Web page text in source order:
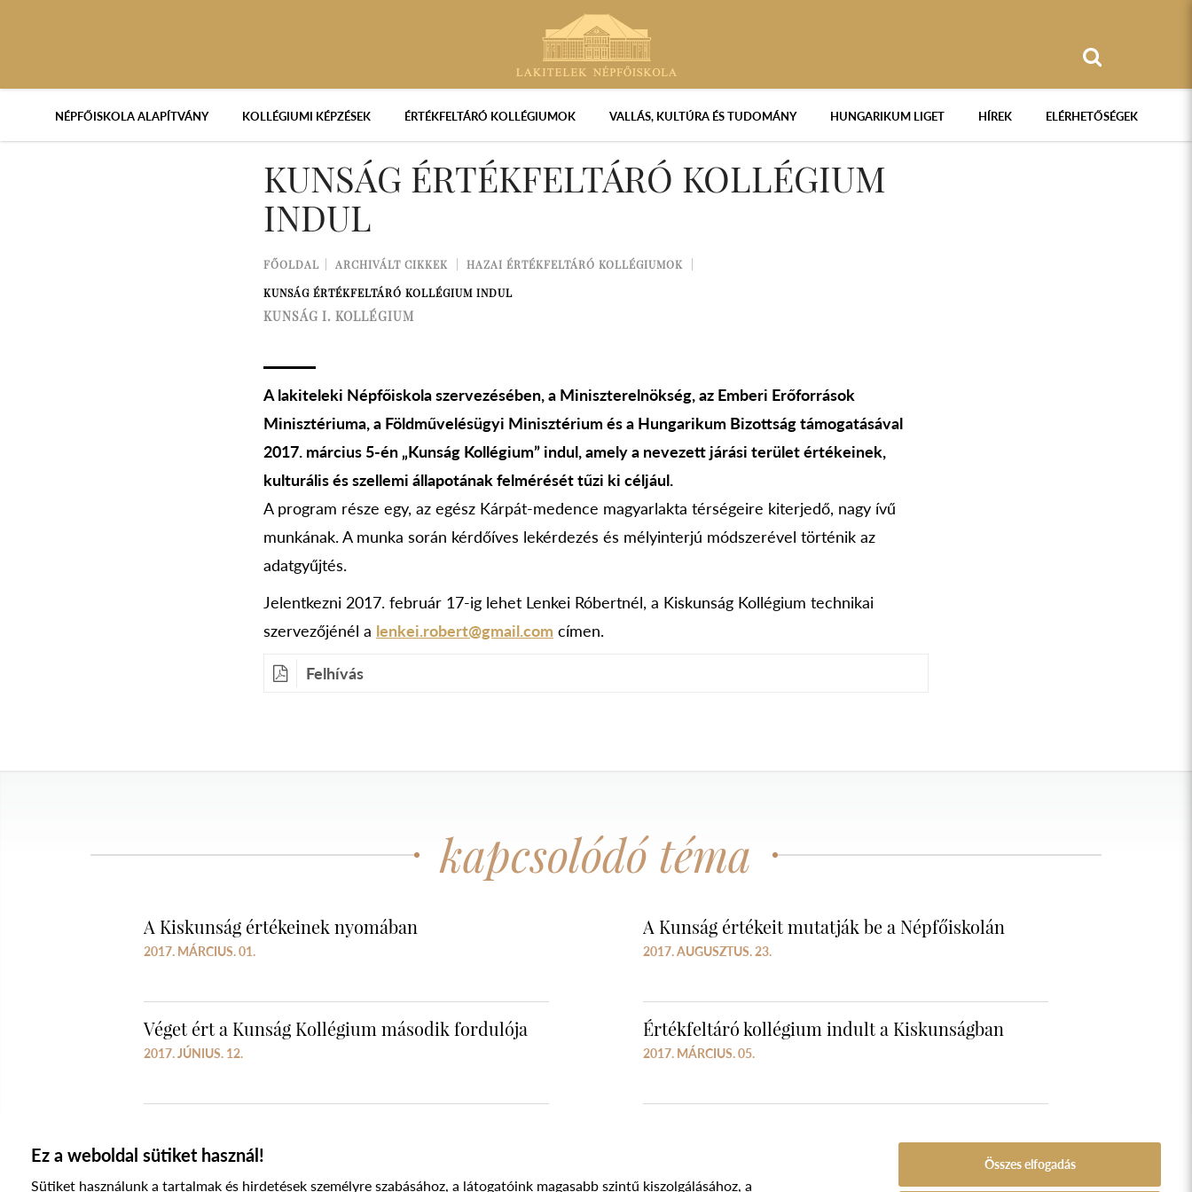
NÉPFŐISKOLA ALAPÍTVÁNY KOLLÉGIUMI KÉPZÉSEK ÉRTÉKFELTÁRÓ KOLLÉGIUMOK VALLÁS, KULTÚRA ÉS TUDOMÁNY HUNGARIKUM LIGET HÍREK ELÉRHETŐSÉGEK
KUNSÁG ÉRTÉKFELTÁRÓ KOLLÉGIUM
INDUL
FŐOLDAL ARCHIVÁLT CIKKEK
HAZAI ÉRTÉKFELTÁRÓ KOLLÉGIUMOK
KUNSÁG ÉRTÉKFELTÁRÓ KOLLÉGIUM INDUL
KUNSÁG I. KOLLÉGIUM
A lakiteleki Népfőiskola szervezésében, a Miniszterelnökség, az Emberi Erőforrások
Minisztériuma, a Földművelésügyi Minisztérium és a Hungarikum Bizottság támogatásával
2017. március 5-én „Kunság Kollégium” indul, amely a nevezett járási terület értékeinek,
kulturális és szellemi állapotának felmérését tűzi ki céljául.
A program része egy, az egész Kárpát-medence magyarlakta térségeire kiterjedő, nagy ívű
munkának. A munka során kérdőíves lekérdezés és mélyinterjú módszerével történik az
adatgyűjtés.
Jelentkezni 2017. február 17-ig lehet Lenkei Róbertnél, a Kiskunság Kollégium technikai
szervezőjénél a lenkei.robert@gmail.com címen.
Felhívás
kapcsolódó téma
A Kiskunság értékeinek nyomában
2017. MÁRCIUS. 01.
A Kunság értékeit mutatják be a Népfőiskolán
2017. AUGUSZTUS. 23.
Véget ért a Kunság Kollégium második fordulója
2017. JÚNIUS. 12.
Értékfeltáró kollégium indult a Kiskunságban
2017. MÁRCIUS. 05.
Ez a weboldal sütiket használ!
Sütiket használunk a tartalmak és hirdetések személyre szabásához, a látogatóink magasabb szintű kiszolgálásához, a
Összes elfogadás